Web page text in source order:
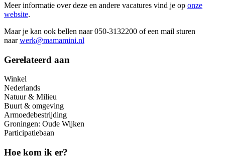
Meer informatie over deze en andere vacatures vind je op onze
website.
Maar je kan ook bellen naar 050-3132200 of een mail sturen
naarwerk@mamamini.nl
Gerelateerd aan
Winkel
Nederlands
Natuur & Milieu
Buurt & omgeving
Armoedebestrijding
Groningen: Oude Wijken
Participatiebaan
Hoe kom ik er?